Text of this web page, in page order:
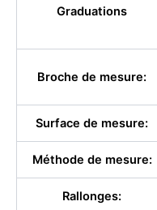
Graduations
Broche de mesure:
Surface de mesure:
Méthode de mesure:
Rallonges: